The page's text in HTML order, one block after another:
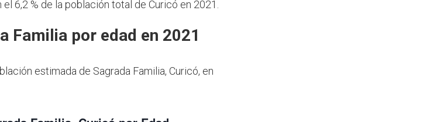
6,2 % de la población total de Curicó en 2021.
Familia por edad en 2021
estimada de Sagrada Familia, Curicó, en